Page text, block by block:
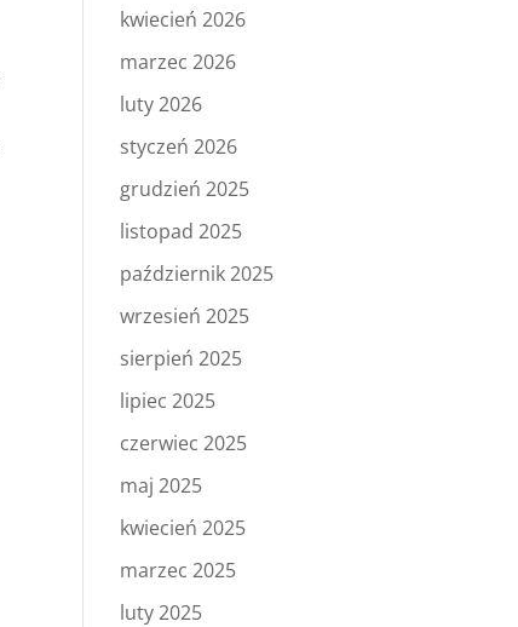
kwiecień 2026
marzec 2026
luty 2026
styczeń 2026
grudzień 2025
listopad 2025
październik 2025
wrzesień 2025
sierpień 2025
lipiec 2025
czerwiec 2025
maj 2025
kwiecień 2025
marzec 2025
luty 2025